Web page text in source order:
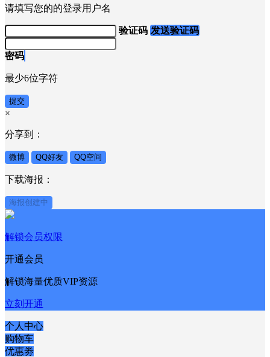
请填写您的的登录用户名
验证码 发送验证码
密码
最少6位字符
提交
×
分享到：
微博 QQ好友 QQ空间
下载海报：
海报创建中
解锁会员权限
开通会员
解锁海量优质VIP资源
立刻开通
个人中心
购物车
优惠劵